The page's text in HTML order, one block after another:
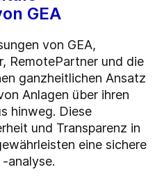
GEA
von GEA,
RemotePartner und die
ganzheitlichen Ansatz
Anlagen über ihren
hinweg. Diese
und Transparenz in
eine sichere
analyse.